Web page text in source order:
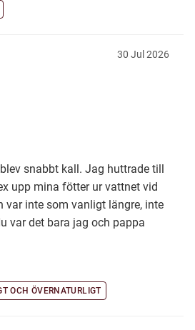
30 Jul 2026
snabbt kall. Jag huttrade till
upp mina fötter ur vattnet vid
var inte som vanligt längre, inte
var det bara jag och pappa
OCH ÖVERNATURLIGT